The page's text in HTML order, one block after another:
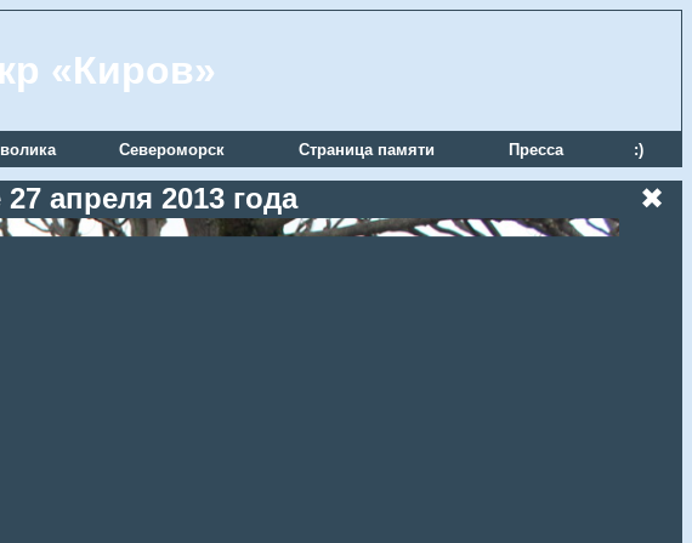
«Киров»
Североморск Страница памяти Пресса :)
апреля 2013 года ✖